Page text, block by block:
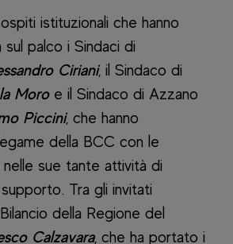
istituzionali che hanno
palco i Sindaci di
Ciriani, il Sindaco di
Moroe il Sindaco di Azzano
Piccini, che hanno
della BCC con le
nelle sue tante attività di
Tra gli invitati
della Regione del
Calzavara, che ha portato i